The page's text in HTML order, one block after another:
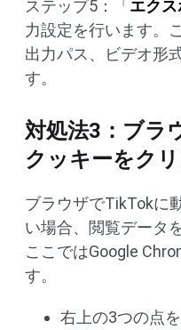
ステップ5：「エクス
力設定を行います。
出力パス、ビデオ形
す。
対処法3：ブラ
クッキーをク
ブラウザでTikTokに
い場合、閲覧データ
ここではGoogle
す。
右上の3つの点